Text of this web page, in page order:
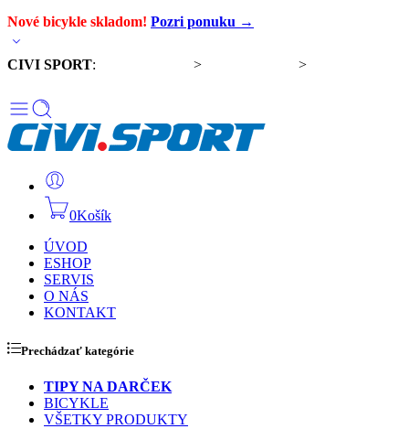
Nové bicykle skladom! Pozri ponuku →
CIVI SPORT: > >
0Košík
ÚVOD
ESHOP
SERVIS
O NÁS
KONTAKT
Prechádzať kategórie
TIPY NA DARČEK
BICYKLE
VŠETKY PRODUKTY